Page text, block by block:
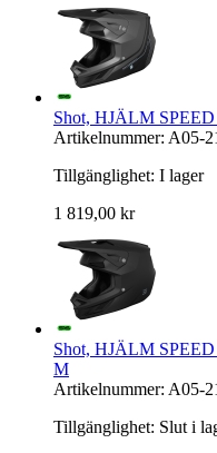
Shot, HJÄLM
Artikelnummer: A05-
Tillgänglighet: I lager
1 819,00 kr
Shot, HJÄLM
M
Artikelnummer: A05-
Tillgänglighet: Slut i